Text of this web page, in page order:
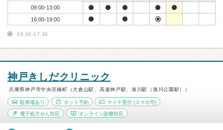
09:00-13:00
16:00-19:00
16:00-17:30
神戸きしだクリニック
兵庫県神戸市中央区楠町（大倉山駅、高速神戸駅、湊川駅（湊川公園駅））
駐車場あり ネット予約 マイナ受付 (スマホ可)
電子処方せん対応 オンライン診療対応